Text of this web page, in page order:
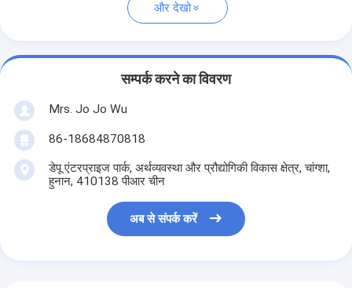
और देखो
सम्पर्क करने का विवरण
Mrs. Jo Jo Wu
86-18684870818
डेपू एंटरप्राइज पार्क, अर्थव्यवस्था और प्रौद्योगिकी विकास क्षेत्र, चांग्शा,
हुनान, 410138 पीआर चीन
अब से संपर्क करें